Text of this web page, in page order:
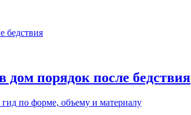
дом порядок после бедствия